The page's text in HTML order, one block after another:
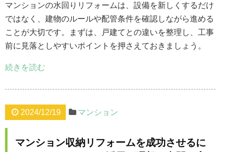
マンションの水回りリフォームは、設備を新しくするだけ
ではなく、建物のルールや配管条件を確認しながら進める
ことが大切です。まずは、戸建てとの違いを整理し、工事
前に見落としやすいポイントを押さえておきましょう。
続きを読む
2024/12/19 マンション
マンション収納リフォームを成功させるに